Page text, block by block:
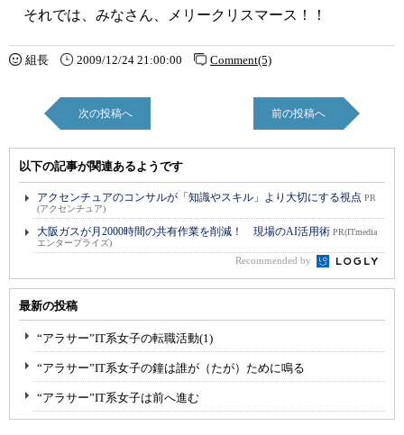
それでは、みなさん、メリークリスマース！！
組長 2009/12/24 21:00:00 Comment(5)
次の投稿へ 前の投稿へ
以下の記事が関連あるようです
アクセンチュアのコンサルが「知識やスキル」より大切にする視点 PR
(アクセンチュア)
大阪ガスが月2000時間の共有作業を削減！ 現場のAI活用術 PR(ITmedia
エンタープライズ)
Recommended by
最新の投稿
“アラサー”IT系女子の転職活動(1)
“アラサー”IT系女子の鐘は誰が（たが）ために鳴る
“アラサー”IT系女子は前へ進む